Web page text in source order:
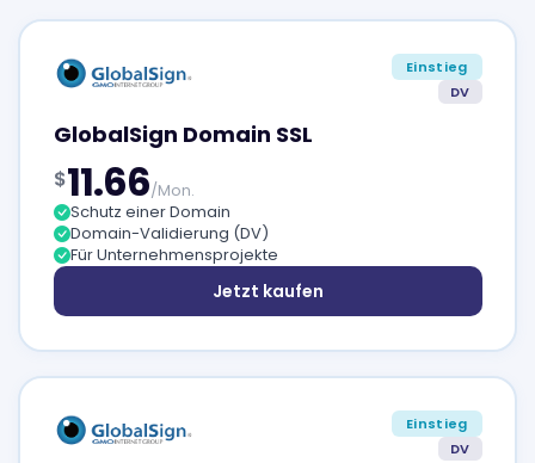
Einstieg
DV
GlobalSign Domain SSL
$11.66/Mon.
Schutz einer Domain
Domain-Validierung (DV)
Für Unternehmensprojekte
Jetzt kaufen
Einstieg
DV